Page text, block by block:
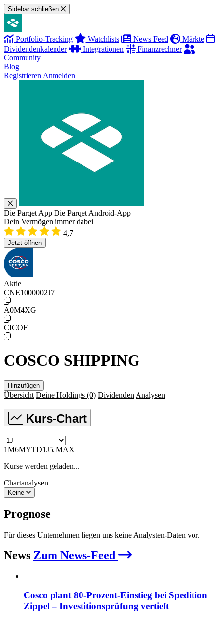
Sidebar schließen
Portfolio-Tracking Watchlists News Feed
Märkte
Dividendenkalender
Integrationen
Finanzrechner
Community
Blog
Registrieren Anmelden
Die Parqet App Die Parqet Android-App
Dein Vermögen immer dabei
4,7
Jetzt öffnen
Aktie
CNE1000002J7
A0M4XG
CICOF
COSCO SHIPPING
Hinzufügen
Übersicht Deine Holdings (0) Dividenden Analysen
Kurs-Chart
1M6MYTD1J5JMAX
Kurse werden geladen...
Chartanalysen
Keine
Prognose
Für dieses Unternehmen liegen uns keine Analysten-Daten vor.
News Zum News-Feed
Cosco plant 80‑Prozent‑Einstieg bei Spedition
Zippel – Investitionsprüfung vertieft